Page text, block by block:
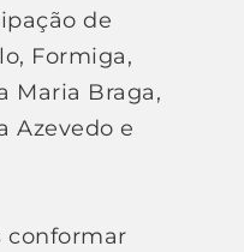
de
Formiga,
Maria Braga,
Azevedo e
conformar